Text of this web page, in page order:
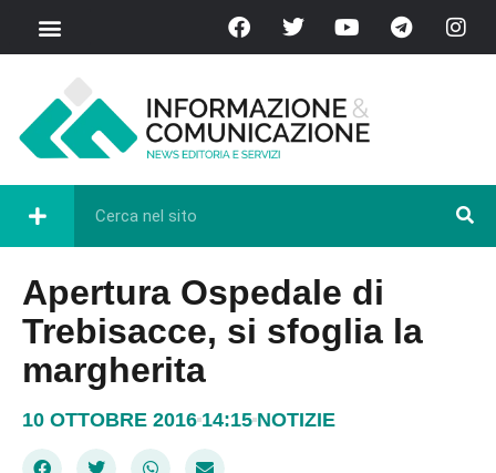
Apertura Ospedale di
Trebisacce, si sfoglia la
margherita
10 OTTOBRE 2016 14:15 NOTIZIE